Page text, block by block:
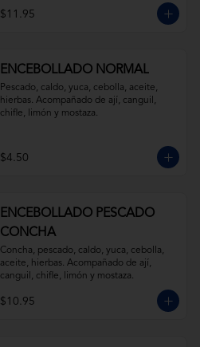
$11.95
ENCEBOLLADO NORMAL
Pescado, caldo, yuca, cebolla, aceite,
hierbas. Acompañado de ají, canguil,
chifle, limón y mostaza.
$4.50
ENCEBOLLADO PESCADO
CONCHA
Concha, pescado, caldo, yuca, cebolla,
aceite, hierbas. Acompañado de ají,
canguil, chifle, limón y mostaza.
$10.95